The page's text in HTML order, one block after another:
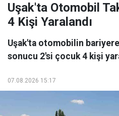
Uşak'ta Otomobil
4 Kişi Yaralandı
Uşak'ta otomobilin bariyere
sonucu 2'si çocuk 4 kişi
07.08.2026 15:17